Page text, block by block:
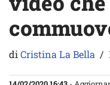
diCristina La Bella